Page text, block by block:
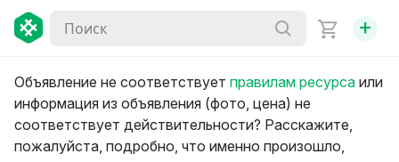
+
Объявление не соответствует правилам ресурса или
информация из объявления (фото, цена) не
соответствует действительности? Расскажите,
пожалуйста, подробно, что именно произошло,